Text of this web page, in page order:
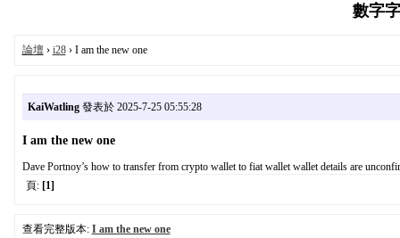
數字
論壇› i28› I am the new one
KaiWatling發表於 2025-7-25 05:55:28
I am the new one
Dave Portnoy’s how to transfer from crypto wallet to fiat wallet wallet details are
頁: [1]
查看完整版本: I am the new one